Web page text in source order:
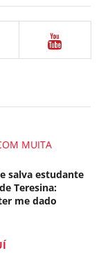
MUITA
salva estudante
Teresina:
me dado